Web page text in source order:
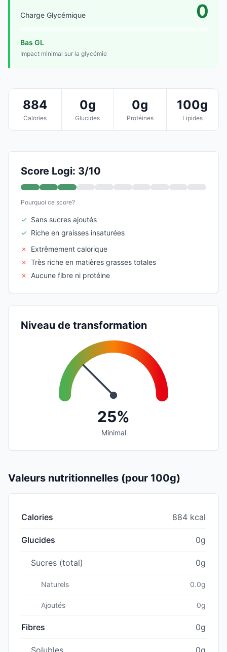
Charge Glycémique 0
Bas GL
Impact minimal sur la glycémie
884
Calories
0g
Glucides
0g
Protéines
100g
Lipides
Score Logi: 3/10
Pourquoi ce score?
✓ Sans sucres ajoutés
✓ Riche en graisses insaturées
✗
Extrêmement calorique
✗ Très riche en matières grasses totales
✗
Aucune fibre ni protéine
Niveau de transformation
25%
Minimal
Valeurs nutritionnelles (pour 100g)
Calories 884 kcal
Glucides 0g
Sucres (total) 0g
Naturels 0.0g
Ajoutés 0g
Fibres 0g
Solubles 0g